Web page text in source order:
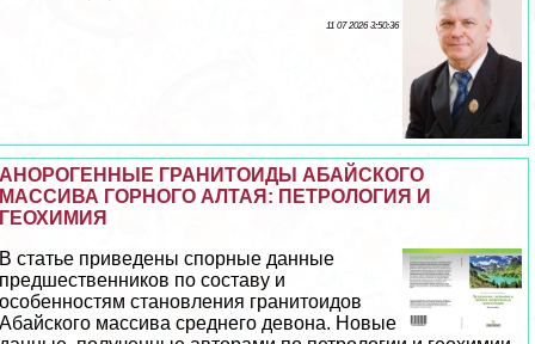
11 07 2026 3:50:36
АНОРОГЕННЫЕ ГРАНИТОИДЫ АБАЙСКОГО
МАССИВА ГОРНОГО АЛТАЯ: ПЕТРОЛОГИЯ И
ГЕОХИМИЯ
В статье приведены спopные данные
предшественников по составу и
особенностям становления гранитоидов
Абайского массива среднего девона. Новые